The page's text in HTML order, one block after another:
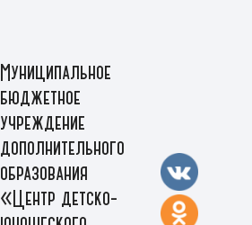
Муниципальное
бюджетное
учреждение
дополнительного
образования
«Центр детско-